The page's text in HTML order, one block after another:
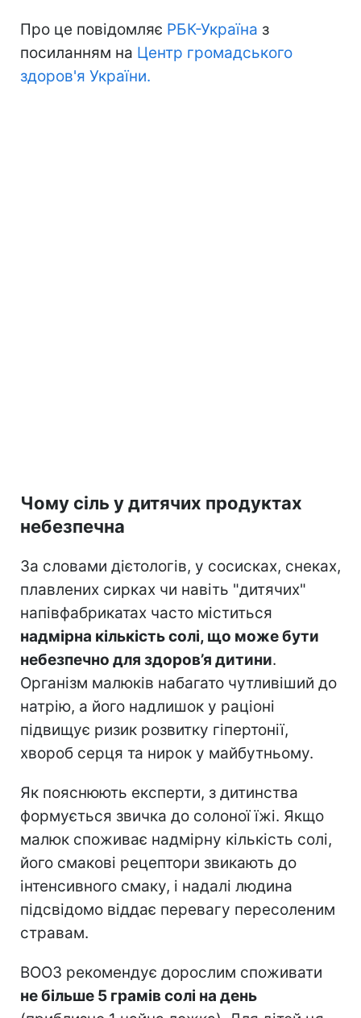
Про це повідомляє РБК-Україна з
посиланням на Центр громадського
здоров'я України.
Чому сіль у дитячих продуктах
небезпечна
За словами дієтологів, у сосисках, снеках,
плавлених сирках чи навіть "дитячих"
напівфабрикатах часто міститься
надмірна кількість солі, що може бути
небезпечно для здоров’я дитини.
Організм малюків набагато чутливіший до
натрію, а його надлишок у раціоні
підвищує ризик розвитку гіпертонії,
хвороб серця та нирок у майбутньому.
Як пояснюють експерти, з дитинства
формується звичка до солоної їжі. Якщо
малюк споживає надмірну кількість солі,
його смакові рецептори звикають до
інтенсивного смаку, і надалі людина
підсвідомо віддає перевагу пересоленим
стравам.
ВООЗ рекомендує дорослим споживати
не більше 5 грамів солі на день